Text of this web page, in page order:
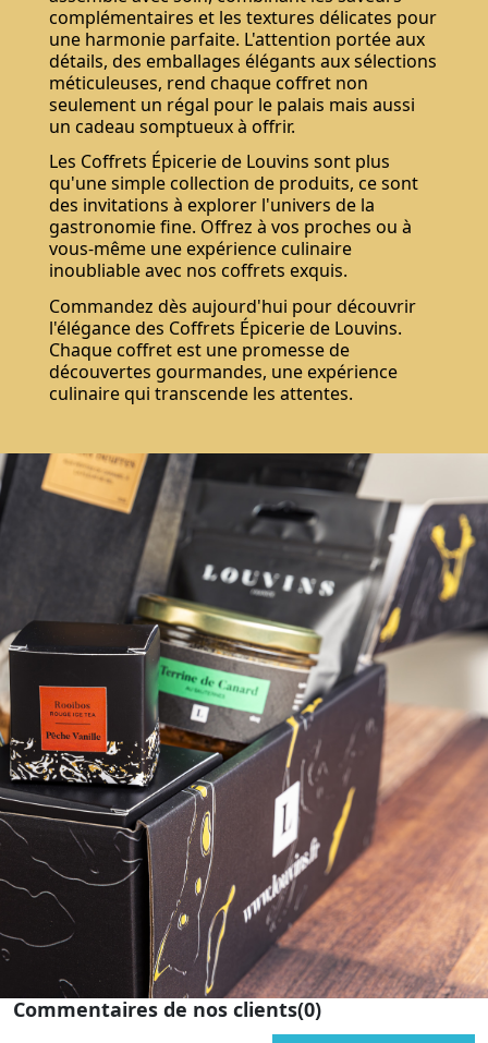
complémentaires et les textures délicates pour
une harmonie parfaite. L'attention portée aux
détails, des emballages élégants aux sélections
méticuleuses, rend chaque coffret non
seulement un régal pour le palais mais aussi
un cadeau somptueux à offrir.
Les Coffrets Épicerie de Louvins sont plus
qu'une simple collection de produits, ce sont
des invitations à explorer l'univers de la
gastronomie fine. Offrez à vos proches ou à
vous-même une expérience culinaire
inoubliable avec nos coffrets exquis.
Commandez dès aujourd'hui pour découvrir
l'élégance des Coffrets Épicerie de Louvins.
Chaque coffret est une promesse de
découvertes gourmandes, une expérience
culinaire qui transcende les attentes.
Commentaires de nos clients(0)